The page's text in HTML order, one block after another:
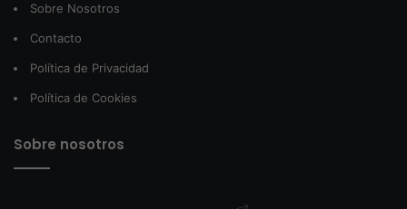
Sobre Nosotros
Contacto
Política de Privacidad
Política de Cookies
Sobre nosotros